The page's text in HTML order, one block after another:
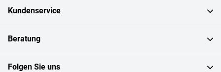
Kundenservice
Beratung
Folgen Sie uns